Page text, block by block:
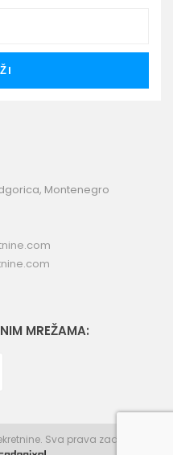
Montenegro
MREŽAMA:
Sva prava zadržana.